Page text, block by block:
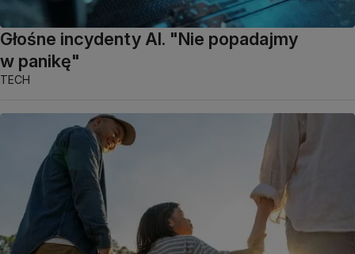
Głośne incydenty AI. "Nie popadajmy
w panikę"
TECH